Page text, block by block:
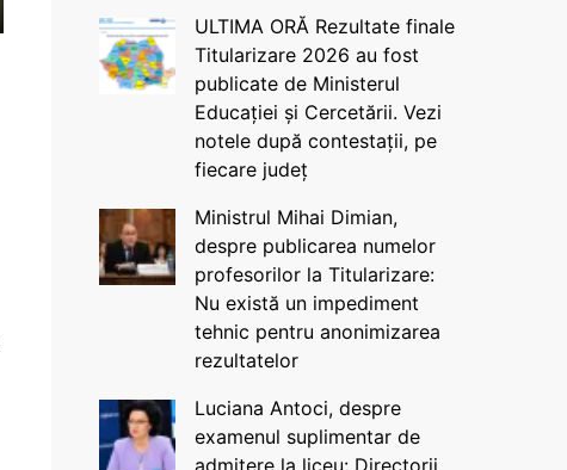
ULTIMA ORĂ Rezultate finale
Titularizare 2026 au fost
publicate de Ministerul
Educației și Cercetării. Vezi
notele după contestații, pe
fiecare județ
Ministrul Mihai Dimian,
despre publicarea numelor
profesorilor la Titularizare:
Nu există un impediment
tehnic pentru anonimizarea
rezultatelor
Luciana Antoci, despre
examenul suplimentar de
admitere la liceu: Directorii